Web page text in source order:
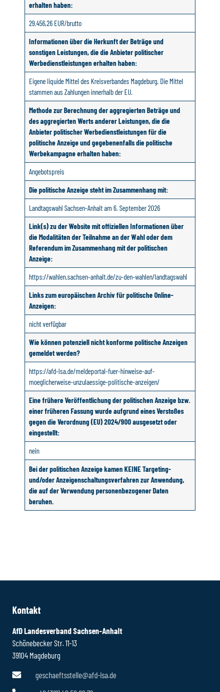
erhalten haben:
29.456,26 EUR/brutto
Informationen über die Herkunft der Beträge und
sonstigen Leistungen, die die Anbieter politischer
Werbedienstleistungen erhalten haben:
Eigene liquide Mittel des Kreisverbandes Magdeburg. Die Mittel
stammen aus Zahlungen innerhalb der EU.
Methode zur Berechnung der aggregierten Beträge und
des aggregierten Werts anderer Leistungen, die die
Anbieter politischer Werbedienstleistungen für die
politische Anzeige und gegebenenfalls die politische
Werbekampagne erhalten haben:
Angebotspreis
Die politische Anzeige steht im Zusammenhang mit:
Landtagswahl Sachsen-Anhalt am 6. September 2026
Link(s) zu der Website mit offiziellen Informationen über
die Modalitäten der Teilnahme an der Wahl oder dem
Referendum im Zusammenhang mit der politischen
Anzeige:
https://wahlen.sachsen-anhalt.de/zu-den-wahlen/landtagswahl
Links zum europäischen Archiv für politische Online-
Anzeigen:
nicht verfügbar
Wie können potenziell nicht konforme politische Anzeigen
gemeldet werden?
https://afd-lsa.de/meldeportal-fuer-hinweise-auf-
moeglicherweise-unzulaessige-politische-anzeigen/
Eine frühere Veröffentlichung der politischen Anzeige bzw.
einer früheren Fassung wurde aufgrund eines Verstoßes
gegen die Verordnung (EU) 2024/900 ausgesetzt oder
eingestellt:
nein
Bei der politischen Anzeige kamen KEINE Targeting-
und/oder Anzeigenschaltungsverfahren zur Anwendung,
die auf der Verwendung personenbezogener Daten
beruhen.
Kontakt
AfD Landesverband Sachsen-Anhalt
Schönebecker Str. 11-13
39104 Magdeburg
geschaeftsstelle@afd-lsa.de